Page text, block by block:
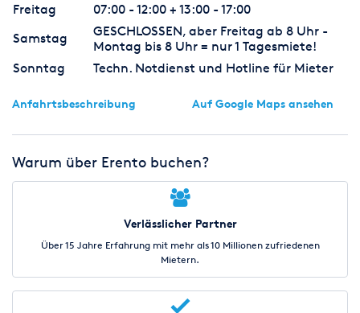
Freitag
07:00 - 12:00 + 13:00 - 17:00
Samstag
GESCHLOSSEN, aber Freitag ab 8 Uhr -
Montag bis 8 Uhr = nur 1 Tagesmiete!
Sonntag
Techn. Notdienst und Hotline für Mieter
Anfahrtsbeschreibung Auf Google Maps ansehen
Warum über Erento buchen?
Verlässlicher Partner
Über 15 Jahre Erfahrung mit mehr als 10 Millionen zufriedenen
Mietern.